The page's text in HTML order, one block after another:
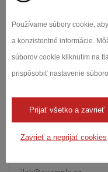
Používame súbory cookie,
a konzistentné informácie.
súborov cookie kliknutím na
prispôsobiť nastavenie
Prijať všetko a zavrieť
Zavrieť a neprijať cookies
Dopytový
formulár